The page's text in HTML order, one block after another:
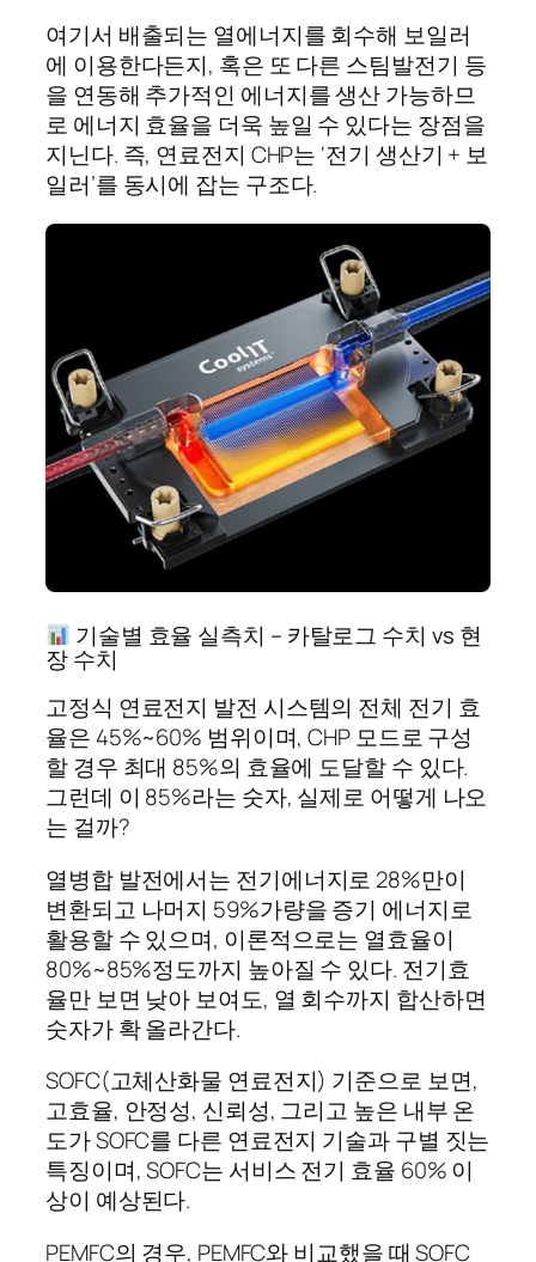
여기서 배출되는 열에너지를 회수해 보일러
에 이용한다든지, 혹은 또 다른 스팀발전기 등
을 연동해 추가적인 에너지를 생산 가능하므
로 에너지 효율을 더욱 높일 수 있다는 장점을
지닌다. 즉, 연료전지 CHP는 ‘전기 생산기 + 보
일러’를 동시에 잡는 구조다.
기술별 효율 실측치 – 카탈로그 수치 vs 현
장 수치
고정식 연료전지 발전 시스템의 전체 전기 효
율은 45%~60% 범위이며, CHP 모드로 구성
할 경우 최대 85%의 효율에 도달할 수 있다.
그런데 이 85%라는 숫자, 실제로 어떻게 나오
는 걸까?
열병합 발전에서는 전기에너지로 28%만이
변환되고 나머지 59%가량을 증기 에너지로
활용할 수 있으며, 이론적으로는 열효율이
80%~85%정도까지 높아질 수 있다. 전기효
율만 보면 낮아 보여도, 열 회수까지 합산하면
숫자가 확 올라간다.
SOFC(고체산화물 연료전지) 기준으로 보면,
고효율, 안정성, 신뢰성, 그리고 높은 내부 온
도가 SOFC를 다른 연료전지 기술과 구별 짓는
특징이며, SOFC는 서비스 전기 효율 60% 이
상이 예상된다.
PEMFC의 경우, PEMFC와 비교했을 때 SOFC